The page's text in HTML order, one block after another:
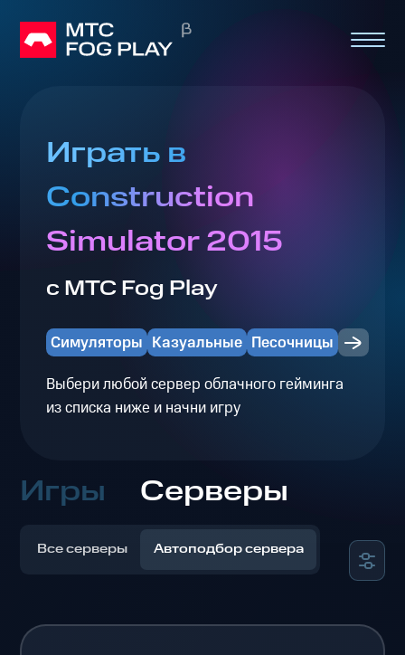
Играть в
Construction
Simulator 2015
с МТС Fog Play
Симуляторы Казуальные Песочницы
Выбери любой сервер облачного гейминга
из списка ниже и начни игру
Игры Серверы
Все серверы Автоподбор сервера